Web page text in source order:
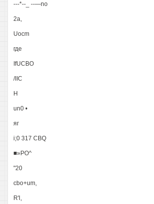
---*--_ --—no
2a,
Uocm
где
IfUCBO
/IIС
H
un0 •
яг
i;0 317 CBQ
■»PO^
"20
cbo+um,
R'l,